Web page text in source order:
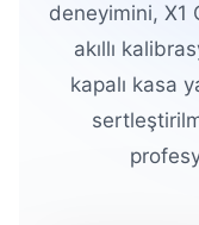
deneyimini, X1
akıllı
kapalı kasa